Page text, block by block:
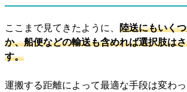
ここまで見てきたように、 陸送にもいく
か、船便などの輸送も含めれば選択肢は
す。
運搬する距離によって最適な手段は変わ